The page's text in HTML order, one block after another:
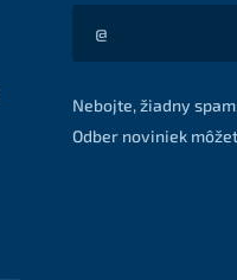
Akcie a zľavy na
Nebojte, žiadny
Odber noviniek